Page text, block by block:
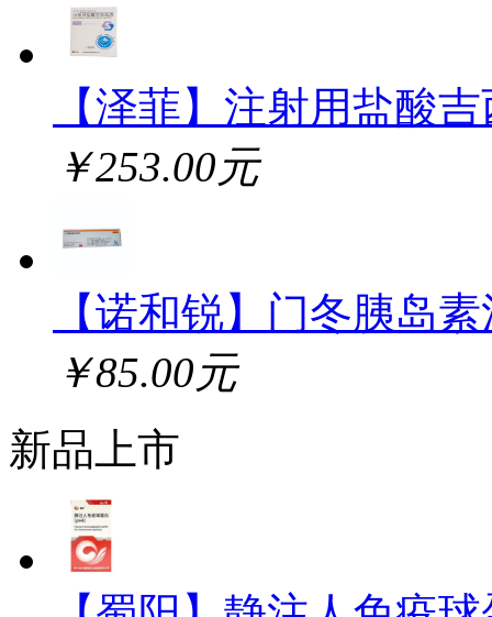
【泽菲】注射用盐酸
￥253.00元
【诺和锐】门冬胰岛
￥85.00元
新品上市